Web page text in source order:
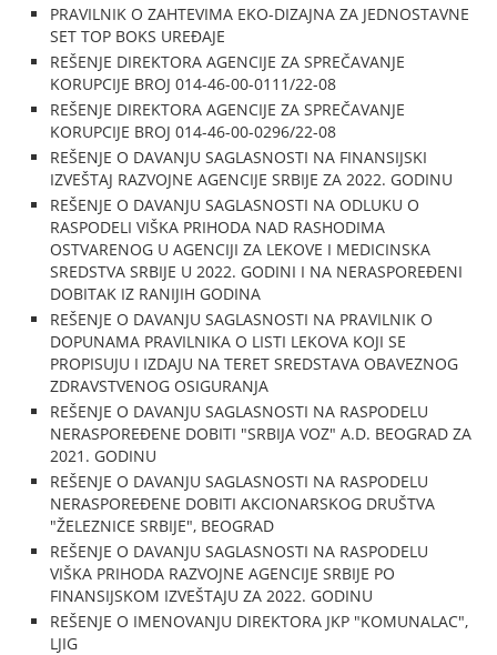
PRAVILNIK O ZAHTEVIMA EKO-DIZAJNA ZA JEDNOSTAVNE
SET TOP BOKS UREĐAJE
REŠENJE DIREKTORA AGENCIJE ZA SPREČAVANJE
KORUPCIJE BROJ 014-46-00-0111/22-08
REŠENJE DIREKTORA AGENCIJE ZA SPREČAVANJE
KORUPCIJE BROJ 014-46-00-0296/22-08
REŠENJE O DAVANJU SAGLASNOSTI NA FINANSIJSKI
IZVEŠTAJ RAZVOJNE AGENCIJE SRBIJE ZA 2022. GODINU
REŠENJE O DAVANJU SAGLASNOSTI NA ODLUKU O
RASPODELI VIŠKA PRIHODA NAD RASHODIMA
OSTVARENOG U AGENCIJI ZA LEKOVE I MEDICINSKA
SREDSTVA SRBIJE U 2022. GODINI I NA NERASPOREĐENI
DOBITAK IZ RANIJIH GODINA
REŠENJE O DAVANJU SAGLASNOSTI NA PRAVILNIK O
DOPUNAMA PRAVILNIKA O LISTI LEKOVA KOJI SE
PROPISUJU I IZDAJU NA TERET SREDSTAVA OBAVEZNOG
ZDRAVSTVENOG OSIGURANJA
REŠENJE O DAVANJU SAGLASNOSTI NA RASPODELU
NERASPOREĐENE DOBITI "SRBIJA VOZ" A.D. BEOGRAD ZA
2021. GODINU
REŠENJE O DAVANJU SAGLASNOSTI NA RASPODELU
NERASPOREĐENE DOBITI AKCIONARSKOG DRUŠTVA
"ŽELEZNICE SRBIJE", BEOGRAD
REŠENJE O DAVANJU SAGLASNOSTI NA RASPODELU
VIŠKA PRIHODA RAZVOJNE AGENCIJE SRBIJE PO
FINANSIJSKOM IZVEŠTAJU ZA 2022. GODINU
REŠENJE O IMENOVANJU DIREKTORA JKP "KOMUNALAC",
LJIG